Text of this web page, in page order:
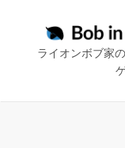
ライオンボブ家